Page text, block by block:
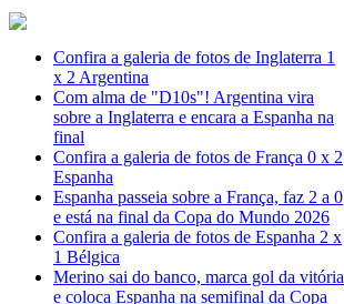
Confira a galeria de fotos de Inglaterra 1
x 2 Argentina
Com alma de "D10s"! Argentina vira
sobre a Inglaterra e encara a Espanha na
final
Confira a galeria de fotos de França 0 x 2
Espanha
Espanha passeia sobre a França, faz 2 a 0
e está na final da Copa do Mundo 2026
Confira a galeria de fotos de Espanha 2 x
1 Bélgica
Merino sai do banco, marca gol da vitória
e coloca Espanha na semifinal da Copa